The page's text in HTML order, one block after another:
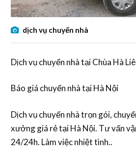
dịch vụ chuyển nhà
Dịch vụ chuyển nhà tại Chùa Hà
Báo giá chuyển nhà tại Hà Nội
Dịch vụ chuyển nhà trọn gói,
xưởng giá rẻ tại Hà Nội. Tư vấn
24/24h. Làm việc nhiệt tình..